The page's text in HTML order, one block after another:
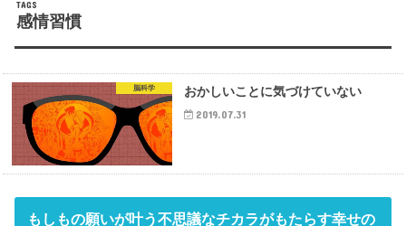
感情習慣
脳科学 おかしいことに気づけていない
2019.07.31
もしもの願いが叶う不思議なチカラがもたらす幸せの